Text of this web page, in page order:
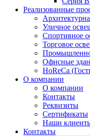
Реализованные
Уличное
Спортивное
Торговое
Офисные
HoReCa
О компании
О компании
Контакты
Реквизиты
Сертификаты
Наши
Контакты